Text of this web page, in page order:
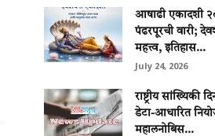
आषाढी एकादशी
पंढरपूरची वारी;
महत्त्व, इतिहास...
July 24, 2026
राष्ट्रीय सांख्यिकी
डेटा-आधारित
महालनोबिस...